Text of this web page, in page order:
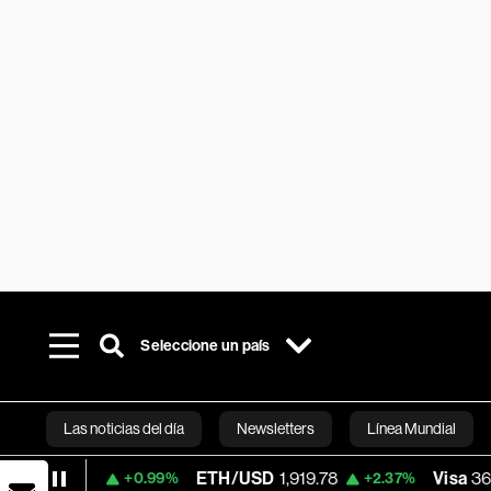
Seleccione un país
Las noticias del día Newsletters Línea Mundial
Bloomberg
ETH/USD 1,919.78 +2.37% Visa 368.54 -